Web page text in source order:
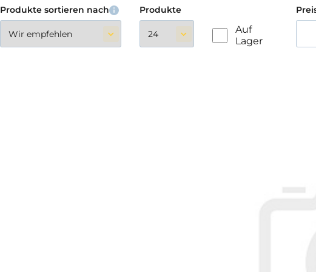
Produkte sortieren nach Produkte
Auf
Lager